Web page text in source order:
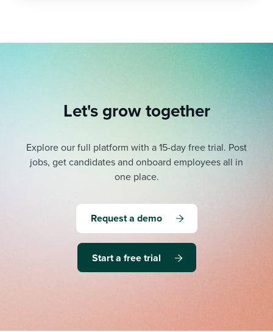
Let's grow together
Explore our full platform with a 15-day free trial. Post
jobs, get candidates and onboard employees all in
one place.
Request a demo
Start a free trial